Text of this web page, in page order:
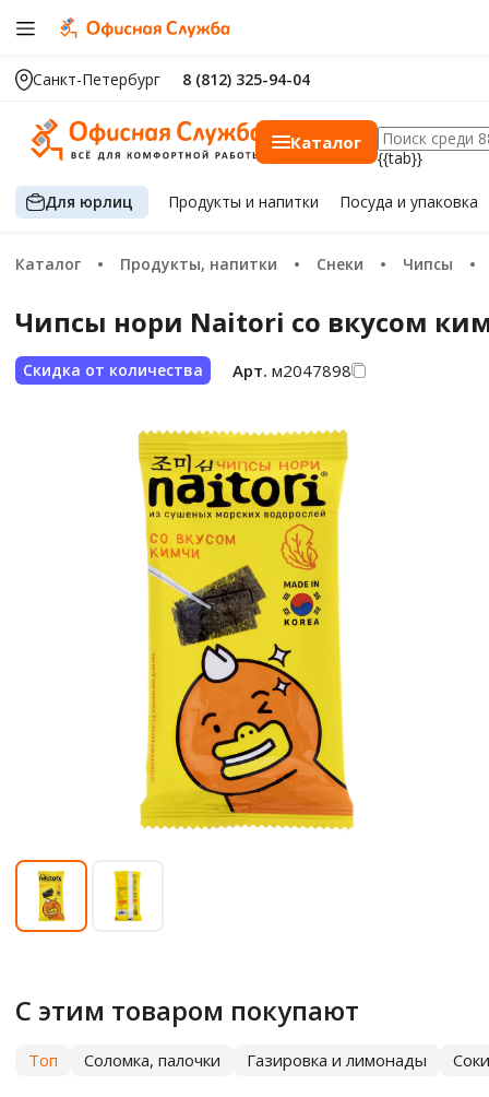
Санкт-Петербург 8 (812) 325-94-04
Каталог
{{tab}}
Для юрлиц Продуктыи напитки Посуда и упаковка
Каталог Продукты, напитки Снеки Чипсы
Чипсы нори Naitori со вкусом
Скидка от количества Арт. м2047898
С этим товаром покупают
Топ Соломка, палочки Газировка и лимонады Соки